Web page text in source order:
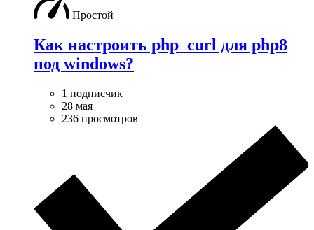
Простой
Как настроить php_curl для php8
под windows?
1 подписчик
28 мая
236 просмотров